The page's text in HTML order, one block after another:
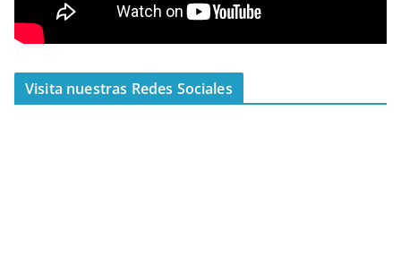
Visita nuestras Redes Sociales